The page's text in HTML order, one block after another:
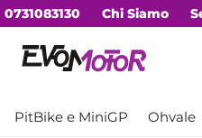
0731083130 Chi Siamo
PitBike e MiniGP Ohvale